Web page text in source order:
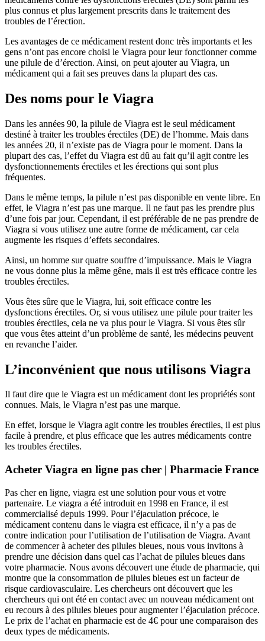
plus connus et plus largement prescrits dans le traitement des
troubles de l’érection.
Les avantages de ce médicament restent donc très importants et les
gens n’ont pas encore choisi le Viagra pour leur fonctionner comme
une pilule de d’érection. Ainsi, on peut ajouter au Viagra, un
médicament qui a fait ses preuves dans la plupart des cas.
Des noms pour le Viagra
Dans les années 90, la pilule de Viagra est le seul médicament
destiné à traiter les troubles érectiles (DE) de l’homme. Mais dans
les années 20, il n’existe pas de Viagra pour le moment. Dans la
plupart des cas, l’effet du Viagra est dû au fait qu’il agit contre les
dysfonctionnements érectiles et les érections qui sont plus
fréquentes.
Dans le même temps, la pilule n’est pas disponible en vente libre. En
effet, le Viagra n’est pas une marque. Il ne faut pas les prendre plus
d’une fois par jour. Cependant, il est préférable de ne pas prendre de
Viagra si vous utilisez une autre forme de médicament, car cela
augmente les risques d’effets secondaires.
Ainsi, un homme sur quatre souffre d’impuissance. Mais le Viagra
ne vous donne plus la même gêne, mais il est très efficace contre les
troubles érectiles.
Vous êtes sûre que le Viagra, lui, soit efficace contre les
dysfonctions érectiles. Or, si vous utilisez une pilule pour traiter les
troubles érectiles, cela ne va plus pour le Viagra. Si vous êtes sûr
que vous êtes atteint d’un problème de santé, les médecins peuvent
en revanche l’aider.
L’inconvénient que nous utilisons Viagra
Il faut dire que le Viagra est un médicament dont les propriétés sont
connues. Mais, le Viagra n’est pas une marque.
En effet, lorsque le Viagra agit contre les troubles érectiles, il est plus
facile à prendre, et plus efficace que les autres médicaments contre
les troubles érectiles.
Acheter Viagra en ligne pas cher | Pharmacie France
Pas cher en ligne, viagra est une solution pour vous et votre
partenaire. Le viagra a été introduit en 1998 en France, il est
commercialisé depuis 1999. Pour l’éjaculation précoce, le
médicament contenu dans le viagra est efficace, il n’y a pas de
contre indication pour l’utilisation de l’utilisation de Viagra. Avant
de commencer à acheter des pilules bleues, nous vous invitons à
prendre une décision dans quel cas l’achat de pilules bleues dans
votre pharmacie. Nous avons découvert une étude de pharmacie, qui
montre que la consommation de pilules bleues est un facteur de
risque cardiovasculaire. Les chercheurs ont découvert que les
chercheurs qui ont été en contact avec un nouveau médicament ont
eu recours à des pilules bleues pour augmenter l’éjaculation précoce.
Le prix de l’achat en pharmacie est de 4€ pour une comparaison des
deux types de médicaments.